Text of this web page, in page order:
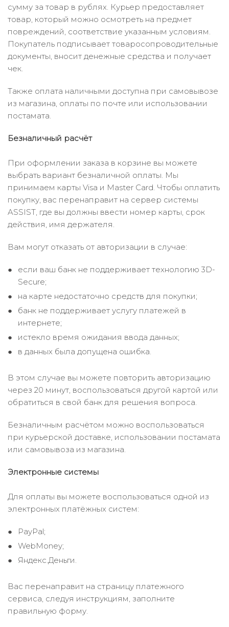
сумму за товар в рублях. Курьер предоставляет
товар, который можно осмотреть на предмет
повреждений, соответствие указанным условиям.
Покупатель подписывает товаросопроводительные
документы, вносит денежные средства и получает
чек.
Также оплата наличными доступна при самовывозе
из магазина, оплаты по почте или использовании
постамата.
Безналичный расчёт
При оформлении заказа в корзине вы можете
выбрать вариант безналичной оплаты. Мы
принимаем карты Visa и Master Card. Чтобы оплатить
покупку, вас перенаправит на сервер системы
ASSIST, где вы должны ввести номер карты, срок
действия, имя держателя.
Вам могут отказать от авторизации в случае:
если ваш банк не поддерживает технологию 3D-
Secure;
на карте недостаточно средств для покупки;
банк не поддерживает услугу платежей в
интернете;
истекло время ожидания ввода данных;
в данных была допущена ошибка.
В этом случае вы можете повторить авторизацию
через 20 минут, воспользоваться другой картой или
обратиться в свой банк для решения вопроса.
Безналичным расчётом можно воспользоваться
при курьерской доставке, использовании постамата
или самовывоза из магазина.
Электронные системы
Для оплаты вы можете воспользоваться одной из
электронных платёжных систем:
PayPal;
WebMoney;
Яндекс.Деньги.
Вас перенаправит на страницу платежного
сервиса, следуя инструкциям, заполните
правильную форму.